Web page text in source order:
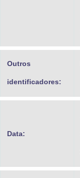
Outros
identificadores:
Data: